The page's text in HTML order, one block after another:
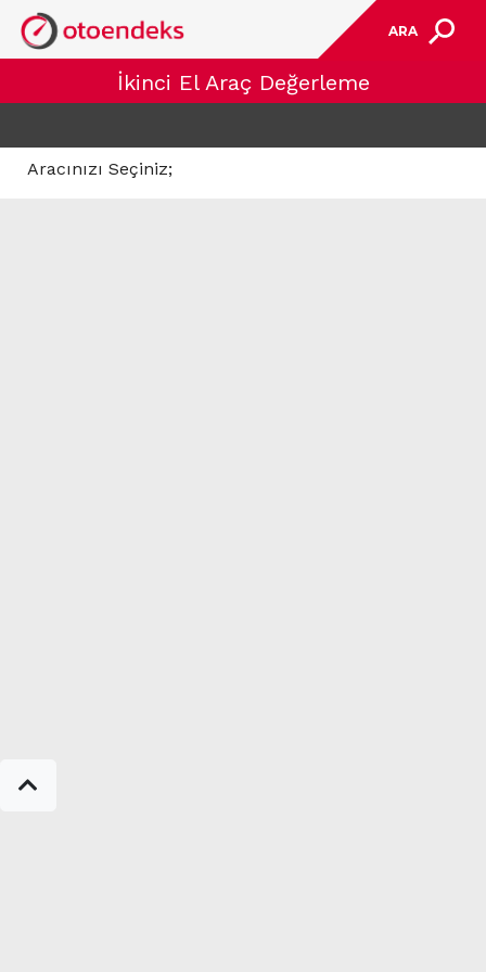
ARA
İkinci El Araç Değerleme
Aracınızı Seçiniz;